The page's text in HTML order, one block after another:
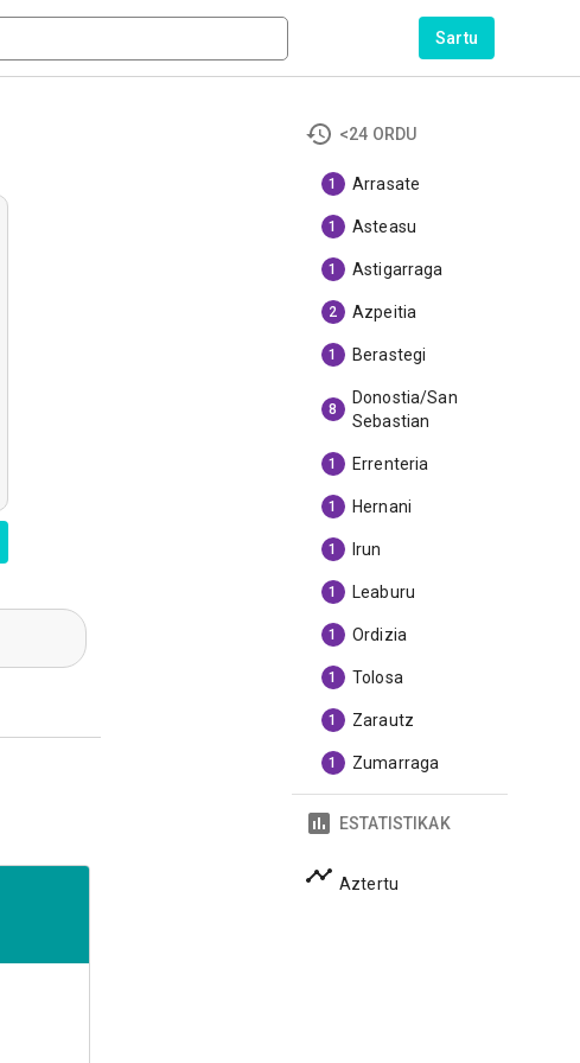
Sartu
<24 ORDU
1 Arrasate
1 Asteasu
1 Astigarraga
2 Azpeitia
1 Berastegi
8
Donostia/San
Sebastian
1 Errenteria
1 Hernani
1 Irun
1 Leaburu
1 Ordizia
1 Tolosa
1 Zarautz
1 Zumarraga
ESTATISTIKAK
Aztertu